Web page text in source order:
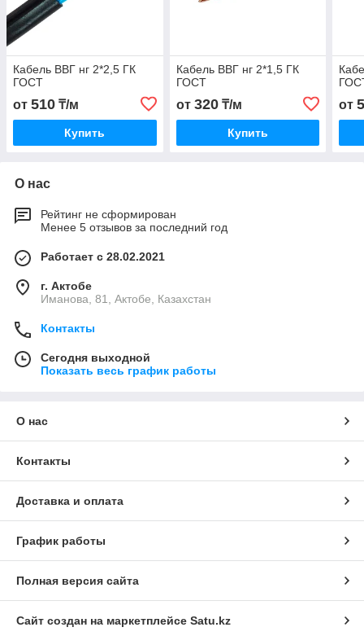
Кабель ВВГ нг 2*2,5 ГК
ГОСТ
от 510 ₸/м
Купить
Кабель ВВГ нг 2*1,5 ГК
ГОСТ
от 320₸/м
Купить
от
О нас
Рейтинг не сформирован
Менее 5 отзывов за последний год
Работает с 28.02.2021
г. Актобе
Иманова, 81, Актобе, Казахстан
Контакты
Сегодня выходной
Показать весь график работы
О нас
Контакты
Доставка и оплата
График работы
Полная версия сайта
Сайт создан на маркетплейсе Satu.kz